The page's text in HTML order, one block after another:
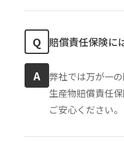
Q 賠償責任保険に
A
弊社では万が一
生産物賠償責任
ご安心ください。